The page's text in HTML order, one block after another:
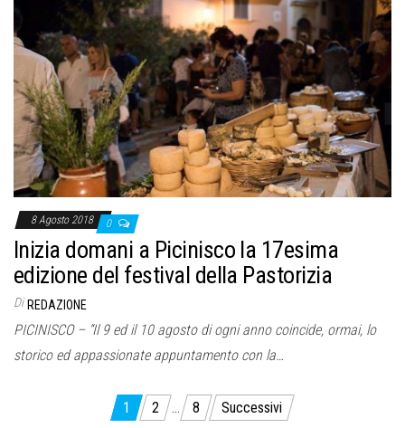
8 Agosto 2018 0
Inizia domani a Picinisco la 17esima
edizione del festival della Pastorizia
Di REDAZIONE
PICINISCO – “Il 9 ed il 10 agosto di ogni anno coincide, ormai, lo
storico ed appassionate appuntamento con la…
Paginazione
1 2 … 8 Successivi